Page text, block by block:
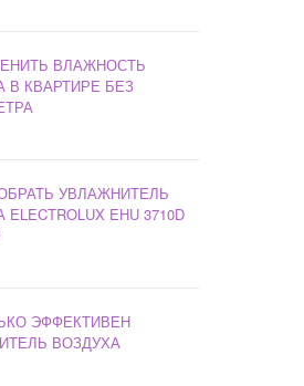
ВЛАЖНОСТЬ
В КВАРТИРЕ БЕЗ
УВЛАЖНИТЕЛЬ
EHU 3710D
ЭФФЕКТИВЕН
ВОЗДУХА